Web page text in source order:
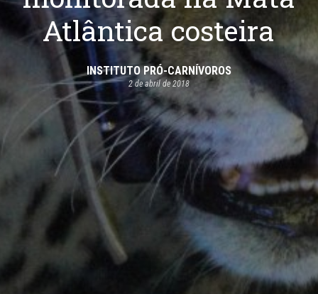
Atlântica costeira
INSTITUTO PRÓ-CARNÍVOROS
2 de abril de 2018